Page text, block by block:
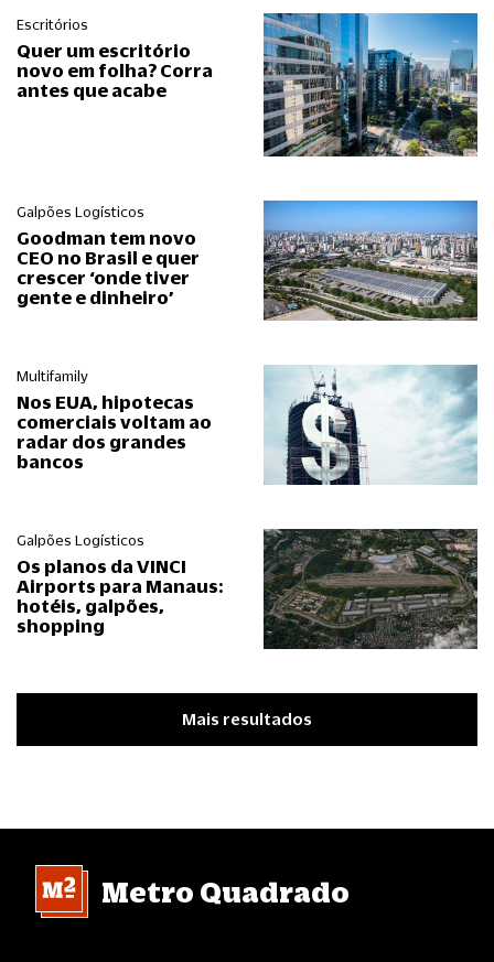
Escritórios
Quer um escritório
novo em folha? Corra
antes que acabe
Galpões Logísticos
Goodman tem novo
CEO no Brasil e quer
crescer ‘onde tiver
gente e dinheiro’
Multifamily
Nos EUA, hipotecas
comerciais voltam ao
radar dos grandes
bancos
Galpões Logísticos
Os planos da VINCI
Airports para Manaus:
hotéis, galpões,
shopping
Mais resultados
Metro Quadrado